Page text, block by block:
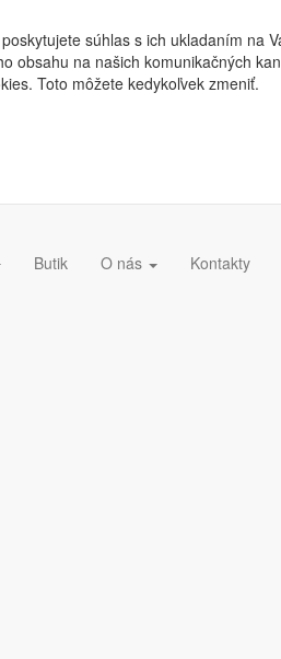
súhlas s ich ukladaním na
obsahu na našich komunikačných
Toto môžete kedykoľvek zmeniť.
Butik O nás Kontakty